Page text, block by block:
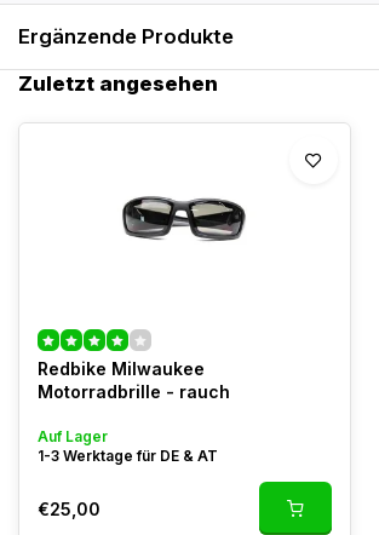
Ergänzende Produkte
Zuletzt angesehen
Redbike Milwaukee
Motorradbrille - rauch
Auf Lager
1-3 Werktage für DE & AT
€25,00